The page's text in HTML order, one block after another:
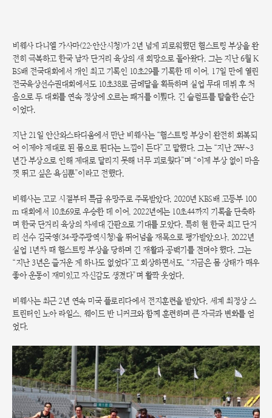
비웨사 다니엘 가사마(22·안산시청)가 2년 넘게 괴로워했던 햄스트링 부상을 완
전히 극복하고 한국 남자 단거리 육상의 새 희망으로 돌아왔다. 그는 지난 6월 K
BS배 전국대회에서 개인 최고 기록인 10초29를 기록한 데 이어, 17일 만에 열린
전국육상선수권대회에서도 10초38로 금메달을 획득하며 실업 무대 데뷔 후 처
음으로 두 대회를 연속 정상에 오르는 쾌거를 이뤘다. 긴 슬럼프를 탈출한 순간
이었다.
지난 21일 안산와스타디움에서 만난 비웨사는 “햄스트링 부상이 완전히 회복되
어 이제야 제대로 된 몸으로 뛴다는 느낌이 든다”고 말했다. 그는 “지난 2\~3
년간 부상으로 인해 제대로 달리지 못해 너무 괴로웠다”며 “이제 부상 없이 마음
껏 뛰고 싶은 욕심뿐”이라고 전했다.
비웨사는 고교 시절부터 특급 유망주로 주목받았다. 2020년 KBS배 고등부 100
m 대회에서 10초69로 우승한 데 이어, 2022년에는 10초44까지 기록을 단축하
며 한국 단거리 육상의 차세대 간판으로 기대를 모았다. 특히 현 한국 최고 단거
리 선수 김국영(34·광주광역시청)을 뛰어넘을 재목으로 평가받았으나, 2022년
실업 1년차 때 햄스트링 부상을 당하며 긴 재활과 공백기를 견뎌야 했다. 그는
“지난 3년은 즐거운 게 하나도 없었다”고 회상하면서도, “지금은 몸 상태가 매우
좋아 운동이 재미있고 자신감도 생겼다”며 활짝 웃었다.
비웨사는 최근 2년 연속 미국 플로리다에서 전지훈련을 받았다. 세계 최정상 스
트린터인 노아 라일스, 웨이드 반 니커크와 함께 훈련하며 큰 자극과 변화를 얻
었다.